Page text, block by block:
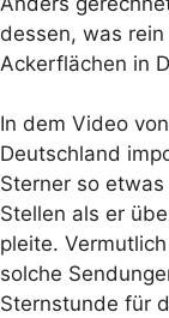
dessen, was
Ackerflächen in
In dem Video
Deutschland
Sterner so
Stellen als er
pleite.
solche
Sternstunde für